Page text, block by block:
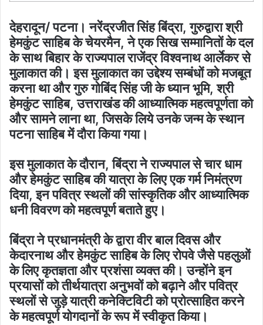
देहरादून/ पटना। नरेंद्रजीत सिंह बिंद्रा, गुरुद्वारा श्री
हेमकुंट साहिब के चेयरमैन, ने एक सिख सम्मानितों के दल
के साथ बिहार के राज्यपाल राजेंद्र विश्वनाथ आर्लेकर से
मुलाकात की। इस मुलाकात का उद्देश्य सम्बंधों को मजबूत
करना था और गुरु गोबिंद सिंह जी के ध्यान भूमि, श्री
हेमकुंट साहिब, उत्तराखंड की आध्यात्मिक महत्वपूर्णता को
और सामने लाना था, जिसके लिये उनके जन्म के स्थान
पटना साहिब में दौरा किया गया।
इस मुलाकात के दौरान, बिंद्रा ने राज्यपाल से चार धाम
और हेमकुंट साहिब की यात्रा के लिए एक गर्म निमंत्रण
दिया, इन पवित्र स्थलों की सांस्कृतिक और आध्यात्मिक
धनी विवरण को महत्वपूर्ण बताते हुए।
बिंद्रा ने प्रधानमंत्री के द्वारा वीर बाल दिवस और
केदारनाथ और हेमकुंट साहिब के लिए रोपवे जैसे पहलुओं
के लिए कृतज्ञता और प्रशंसा व्यक्त की। उन्होंने इन
प्रयासों को तीर्थयात्रा अनुभवों को बढ़ाने और पवित्र
स्थलों से जुड़े यात्री कनेक्टिविटी को प्रोत्साहित करने
के महत्वपूर्ण योगदानों के रूप में स्वीकृत किया।